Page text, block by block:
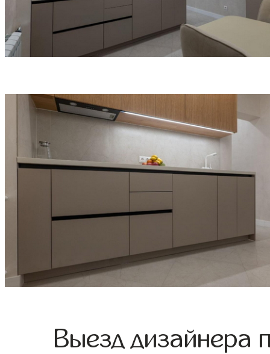
Выезд дизайнера